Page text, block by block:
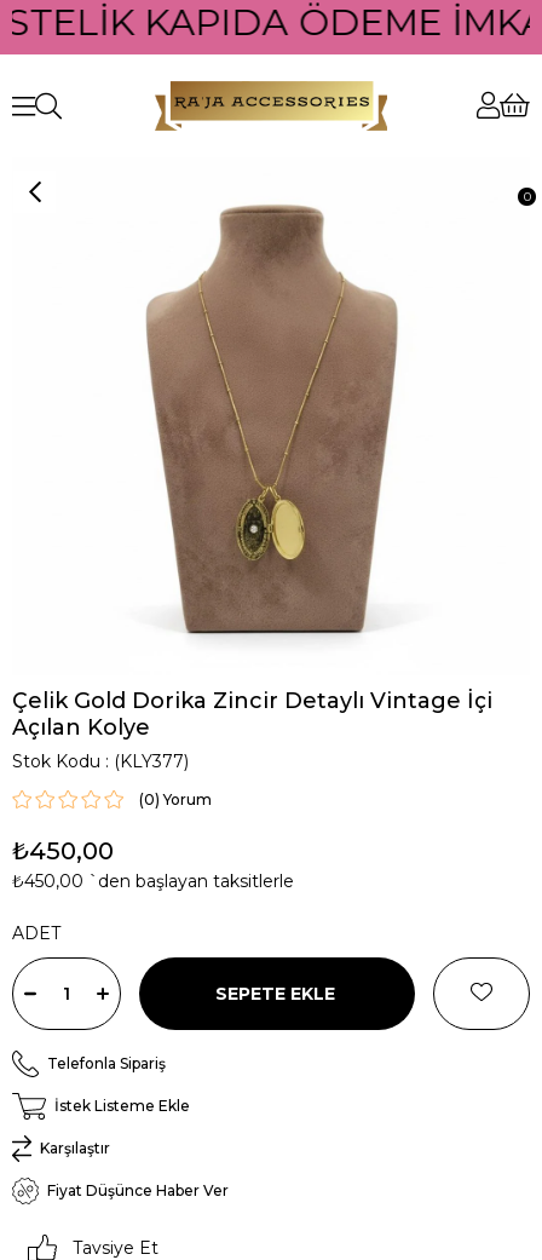
KAPIDA ÖDEME
0
Çelik Gold Dorika Zincir Detaylı Vintage İçi
Açılan Kolye
Stok Kodu (KLY377)
(0)
₺450,00
₺450,00 `den başlayan taksitlerle
ADET
Telefonla Sipariş
İstek Listeme Ekle
Karşılaştır
Fiyat Düşünce Haber Ver
Tavsiye Et